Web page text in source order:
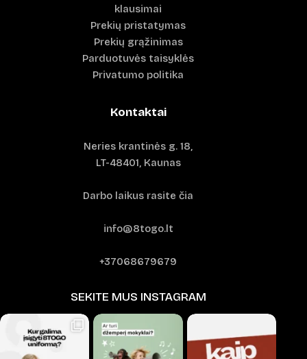
klausimai
Prekių pristatymas
Prekių grąžinimas
Parduotuvės taisyklės
Privatumo politika
Kontaktai
Neries krantinės g. 18,
LT-48401, Kaunas
Darbo laikus rasite čia
info@8togo.lt
+37068679679
SEKITE MUS INSTAGRAM